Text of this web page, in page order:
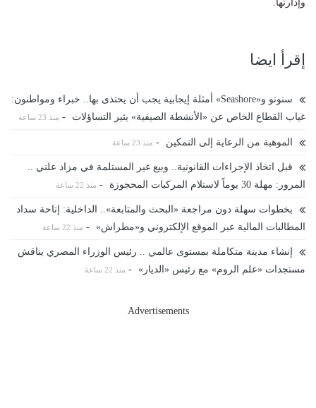
وإدارتها.
إقرأ ايضا
سنونو و«Seashore» أمثلة إيجابية يجب أن يحتذى بها.. خبراء ومواطنون:
غياب القطاع الخاص عن «الأنشطة الصيفية» يثير التساؤلات
- منذ 23 ساعة
الموهبة من الرعاية إلى التمكين - منذ 23 ساعة
قبل اتخاذ الإجراءات القانونية.. وبيع غير المستلمة في مزاد علني ..
المرور: مهلة 30 يوماً لاستلام المركبات المحجوزة
- منذ 22 ساعة
بخطوات سهلة دون مراجعة «البحث والمتابعة».. الداخلية: إتاحة سداد
المطالبات المالية عبر الموقع الإلكتروني و«مطراش» - منذ 22 ساعة
إنشاء مدينة متكاملة بمستوى عالمي .. رئيس الوزراء المصري يناقش
مستجدات «علم الروم» مع رئيس «الديار» - منذ 22 ساعة
Advertisements